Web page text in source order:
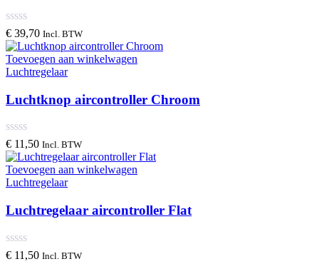
€ 39,70 Incl. BTW
Toevoegen aan winkelwagen
Luchtregelaar
Luchtknop aircontroller Chroom
€ 11,50 Incl. BTW
Toevoegen aan winkelwagen
Luchtregelaar
Luchtregelaar aircontroller Flat
€ 11,50 Incl. BTW